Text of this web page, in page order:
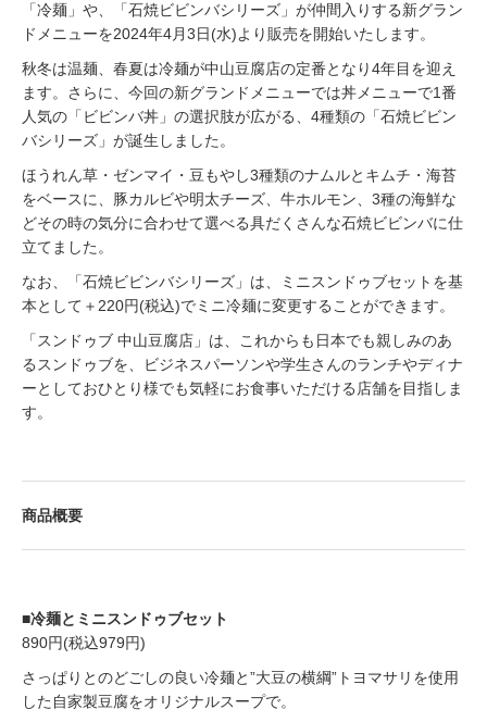
「冷麺」や、「石焼ビビンバシリーズ」が仲間入りする新グラン
ドメニューを2024年4⽉3⽇(水)より販売を開始いたします。
秋冬は温麺、春夏は冷麺が中山豆腐店の定番となり4年目を迎え
ます。さらに、今回の新グランドメニューでは丼メニューで1番
人気の「ビビンバ丼」の選択肢が広がる、4種類の「石焼ビビン
バシリーズ」が誕生しました。
ほうれん草・ゼンマイ・豆もやし3種類のナムルとキムチ・海苔
をベースに、豚カルビや明太チーズ、牛ホルモン、3種の海鮮な
どその時の気分に合わせて選べる具だくさんな石焼ビビンバに仕
立てました。
なお、「石焼ビビンバシリーズ」は、ミニスンドゥブセットを基
本として＋220円(税込)でミニ冷麺に変更することができます。
「スンドゥブ 中山豆腐店」は、これからも日本でも親しみのあ
るスンドゥブを、ビジネスパーソンや学生さんのランチやディナ
ーとしておひとり様でも気軽にお食事いただける店舗を目指しま
す。
​商品概要
■冷麺とミニスンドゥブセット
890円(税込979円)
さっぱりとのどごしの良い冷麺と”大豆の横綱”トヨマサリを使用
した自家製豆腐をオリジナルスープで。